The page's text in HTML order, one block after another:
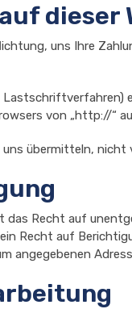
dieser
uns Ihre
von „http://“
übermitteln,
Recht auf
Recht auf
angegebenen